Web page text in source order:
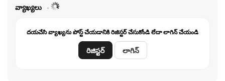
వ్యాఖ్యలు
దయచేసి వ్యాఖ్యను పోస్ట్ చేయడానికి రిజిస్టర్ చేసుకోండి లేదా లాగిన్ చేయండి
రిజిస్టర్ లాగిన్